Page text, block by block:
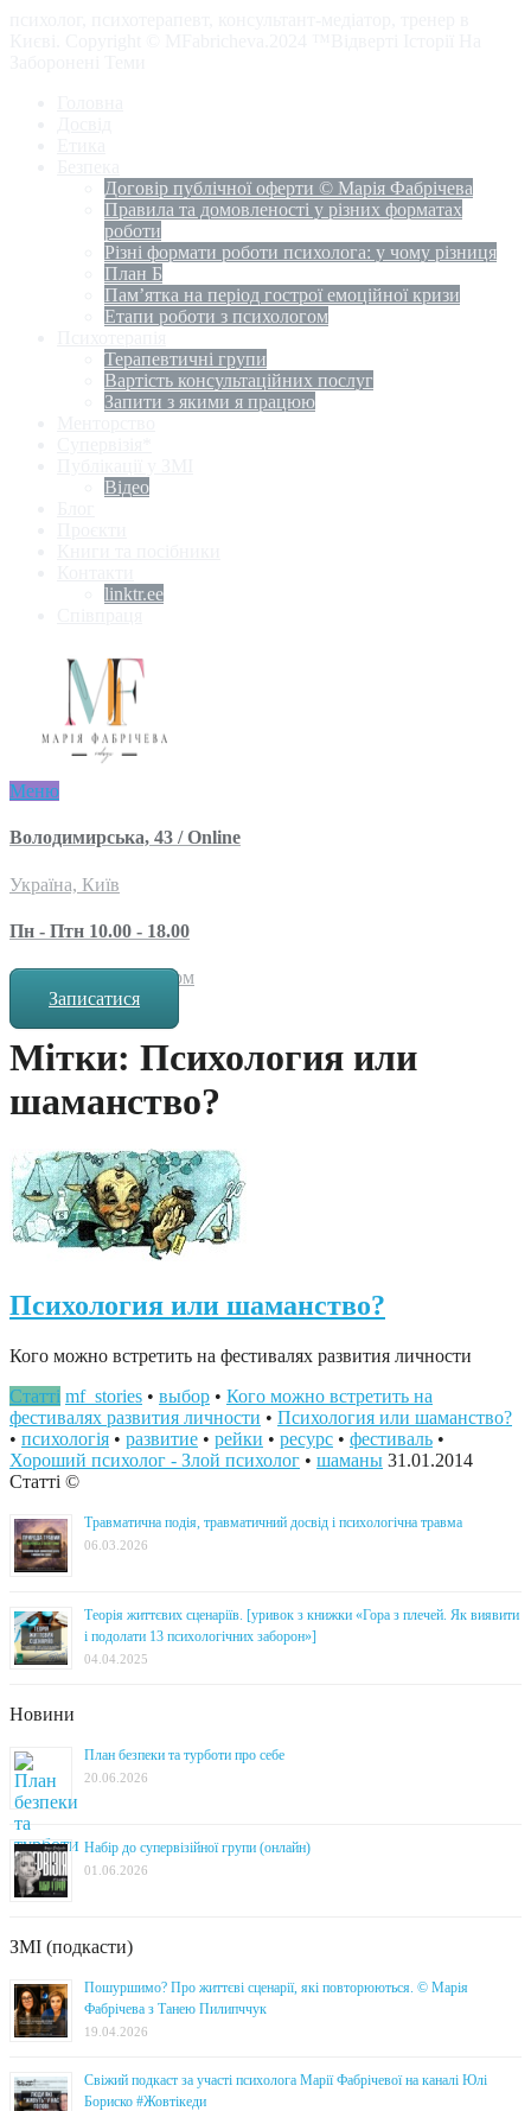
Договір публічної оферти © Марія Фабрічева
Правила та домовленості у різних форматах
роботи
Різні формати роботи психолога: у чому різниця
План Б
Пам’ятка на період гострої емоційної кризи
Етапи роботи з психологом
Терапевтичні групи
Вартість консультаційних послуг
Запити з якими я працюю
Відео
linktr.ee
Меню
Володимирська, 43 / Online
Україна, Київ
Пн - Птн 10.00 - 18.00
за попереднім записом
Записатися
Мітки: Психология или
шаманство?
Психология или шаманство?
Кого можно встретить на фестивалях развития личности
Статті mf_stories • выбор • Кого можно встретить на
фестивалях развития личности • Психология или шаманство?
• психологія • развитие • рейки • ресурс • фестиваль •
Хороший психолог - Злой психолог • шаманы 31.01.2014
Статті ©
Травматична подія, травматичний досвід і психологічна травма
06.03.2026
Теорія життєвих сценаріїв. [уривок з книжки «Гора з плечей. Як виявити
і подолати 13 психологічних заборон»]
04.04.2025
Новини
План безпеки та турботи про себе
20.06.2026
Набір до супервізійної групи (онлайн)
01.06.2026
ЗМІ (подкасти)
Пошуршимо? Про життєві сценарії, які повторюються. © Марія
Фабрічева з Танею Пилипччук
19.04.2026
Свіжий подкаст за участі психолога Марії Фабрічевої на каналі Юлі
Бориско #Жовтікеди